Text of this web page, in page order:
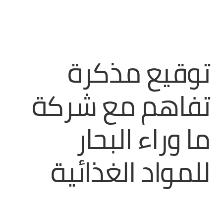
توقيع مذكرة
تفاهم مع شركة
ما وراء البحار
للمواد الغذائية